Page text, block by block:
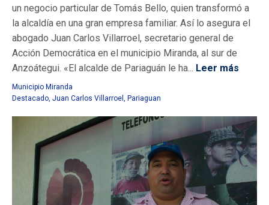
un negocio particular de Tomás Bello, quien transformó a
la alcaldía en una gran empresa familiar. Así lo asegura el
abogado Juan Carlos Villarroel, secretario general de
Acción Democrática en el municipio Miranda, al sur de
Anzoátegui. «El alcalde de Pariaguán le ha... Leer más
Municipio Miranda
Destacado, Juan Carlos Villarroel , Pariaguan